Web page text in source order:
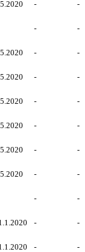
- -
- -
- -
- -
- -
- -
- -
- -
- -
- -
- -